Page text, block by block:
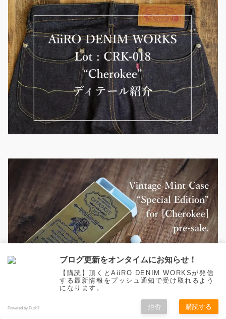
ブログ更新をオンタイムにお知らせ！
【購読】頂くとAiiRO DENIM WORKSが発信
する最新情報をプッシュ通知で受け取れるよう
になります。
Powered by Push7 拒否 購読する